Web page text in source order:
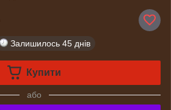
Залишилось 45 днів
Купити
або